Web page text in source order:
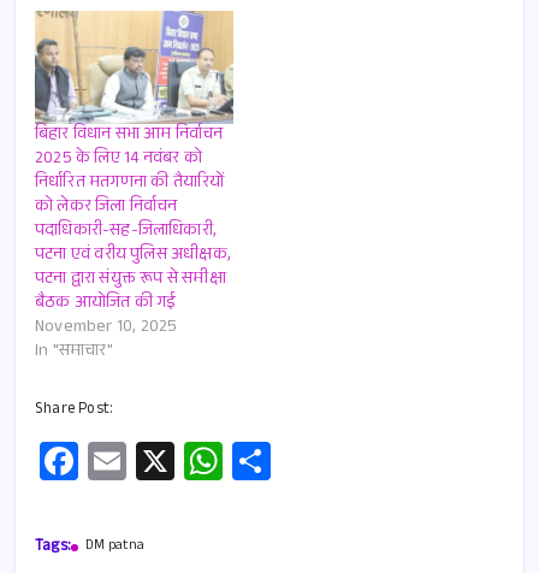
बिहार विधान सभा आम निर्वाचन
2025 के लिए 14 नवंबर को
निर्धारित मतगणना की तैयारियों
को लेकर जिला निर्वाचन
पदाधिकारी-सह-जिलाधिकारी,
पटना एवं वरीय पुलिस अधीक्षक,
पटना द्वारा संयुक्त रूप से समीक्षा
बैठक आयोजित की गई
November 10, 2025
In "समाचार"
Share Post:
Fa
ce
b
E
m
ail
X W
h
Tags: DM patna